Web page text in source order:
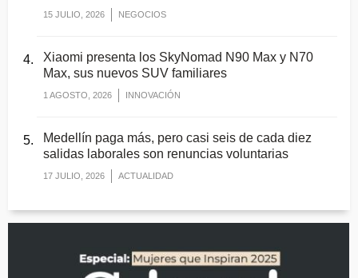
15 JULIO, 2026 NEGOCIOS
Xiaomi presenta los SkyNomad N90 Max y N70
Max, sus nuevos SUV familiares
1 AGOSTO, 2026 INNOVACIÓN
Medellín paga más, pero casi seis de cada diez
salidas laborales son renuncias voluntarias
17 JULIO, 2026 ACTUALIDAD